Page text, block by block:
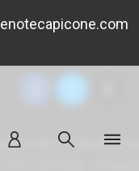
S.R.L. - Via
091 331300 - P.Iva